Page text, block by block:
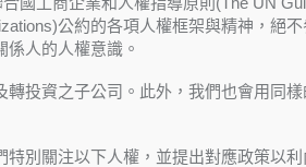
公約的各項人權框架與精神，絕
人的人權意識。
投資之子公司。此外，我們也會用同
別關注以下人權，並提出對應政策以